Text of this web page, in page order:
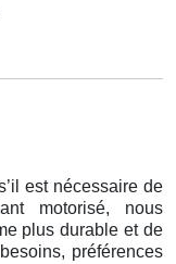
est nécessaire de
motorisé, nous
plus durable et de
préférences